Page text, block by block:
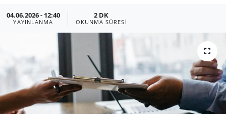
04.06.2026 - 12:40
YAYINLANMA
2 DK
OKUNMA SÜRESI
Politika
Uşak